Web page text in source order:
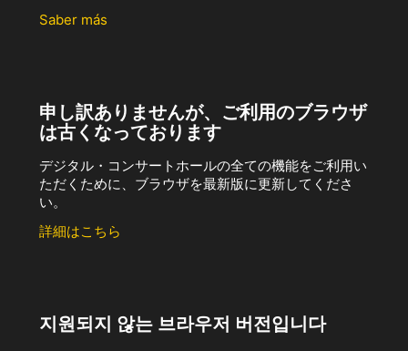
Saber más
申し訳ありませんが、ご利用のブラウザ
は古くなっております
デジタル・コンサートホールの全ての機能をご利用い
ただくために、ブラウザを最新版に更新してくださ
い。
詳細はこちら
지원되지 않는 브라우저 버전입니다